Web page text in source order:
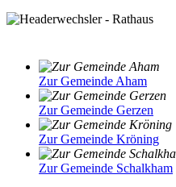
Zur Gemeinde Aham
Zur Gemeinde Gerzen
Zur Gemeinde Kröning
Zur Gemeinde Schalkham